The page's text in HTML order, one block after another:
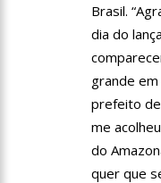
Brasil.
dia do
grande
prefeito
me
do
quer que